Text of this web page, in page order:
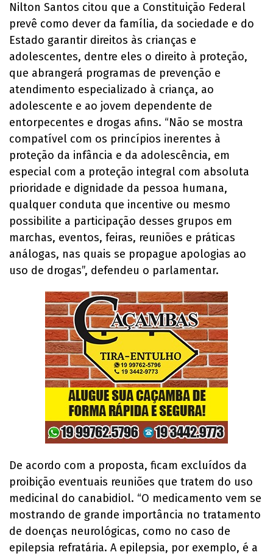
Nilton Santos citou que a Constituição Federal
prevê como dever da família, da sociedade e do
Estado garantir direitos às crianças e
adolescentes, dentre eles o direito à proteção,
que abrangerá programas de prevenção e
atendimento especializado à criança, ao
adolescente e ao jovem dependente de
entorpecentes e drogas afins. “Não se mostra
compatível com os princípios inerentes à
proteção da infância e da adolescência, em
especial com a proteção integral com absoluta
prioridade e dignidade da pessoa humana,
qualquer conduta que incentive ou mesmo
possibilite a participação desses grupos em
marchas, eventos, feiras, reuniões e práticas
análogas, nas quais se propague apologias ao
uso de drogas”, defendeu o parlamentar.
De acordo com a proposta, ficam excluídos da
proibição eventuais reuniões que tratem do uso
medicinal do canabidiol. “O medicamento vem se
mostrando de grande importância no tratamento
de doenças neurológicas, como no caso de
epilepsia refratária. A epilepsia, por exemplo, é a